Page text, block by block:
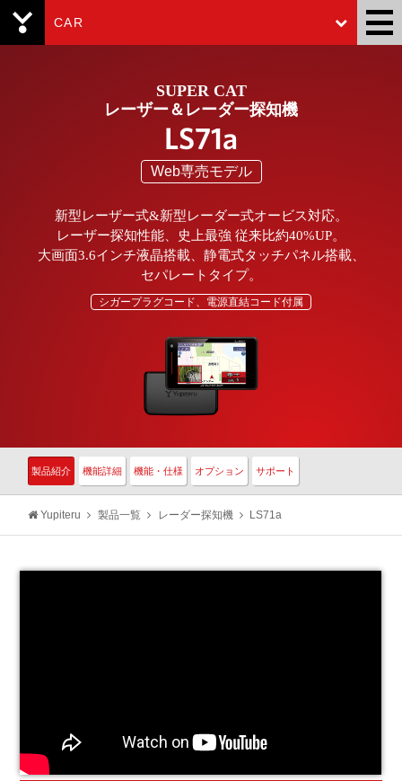
CAR
SUPER CAT
レーザー＆レーダー探知機
LS71a
Web専売モデル
新型レーザー式&新型レーダー式オービス対応。
レーザー探知性能、史上最強 従来比約40%UP。
大画面3.6インチ液晶搭載、静電式タッチパネル搭載、
セパレートタイプ。
シガープラグコード、電源直結コード付属
製品紹介 機能詳細 機能・仕様 オプション サポート
Yupiteru 製品一覧 レーダー探知機 LS71a